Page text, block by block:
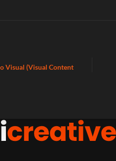
Visual (Visual Content